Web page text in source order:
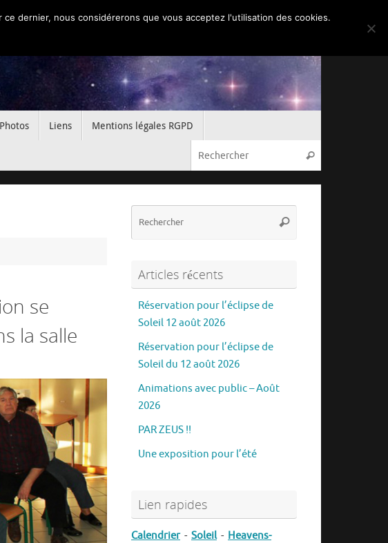
Photos Liens
Mentions légales RGPD
Rechercher
se
la salle
Rechercher
Articles récents
Réservation pour l’éclipse de
Soleil 12 août 2026
Réservation pour l’éclipse de
Soleil du 12 août 2026
Animations avec public – Août
2026
PAR ZEUS !!
Une exposition pour l’été
Lien rapides
Calendrier- Soleil- Heavens-
dernier, nous considérerons que vous acceptez l'utilisation des cookies.